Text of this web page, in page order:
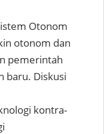
Otonom
otonom dan
pemerintah
baru. Diskusi
kontra-